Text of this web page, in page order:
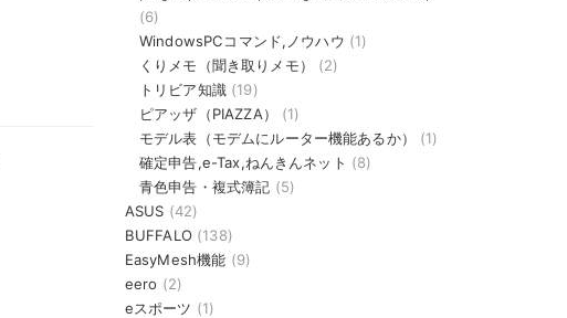
(6)
WindowsPCコマンド,ノウハウ (1)
くりメモ（聞き取りメモ）
(2)
トリビア知識(19)
ピアッザ（PIAZZA）
(1)
モデル表（モデムにルーター機能あるか）
(1)
確定申告,e-Tax,ねんきんネット (8)
青色申告・複式簿記 (5)
ASUS (42)
BUFFALO(138)
EasyMesh機能 (9)
eero (2)
eスポーツ (1)